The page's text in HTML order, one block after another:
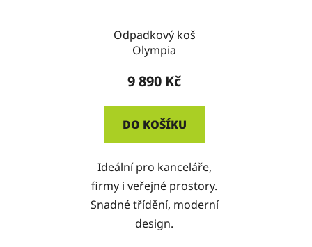
Odpadkový koš
Olympia
9 890 Kč
DO KOŠÍKU
Ideální pro kanceláře,
firmy i veřejné prostory.
Snadné třídění, moderní
design.